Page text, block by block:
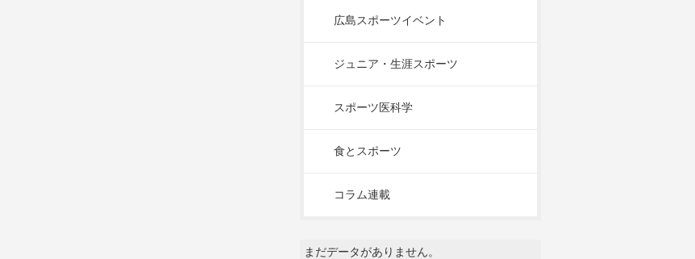
広島スポーツイベント
ジュニア・生涯スポーツ
スポーツ医科学
食とスポーツ
コラム連載
まだデータがありません。